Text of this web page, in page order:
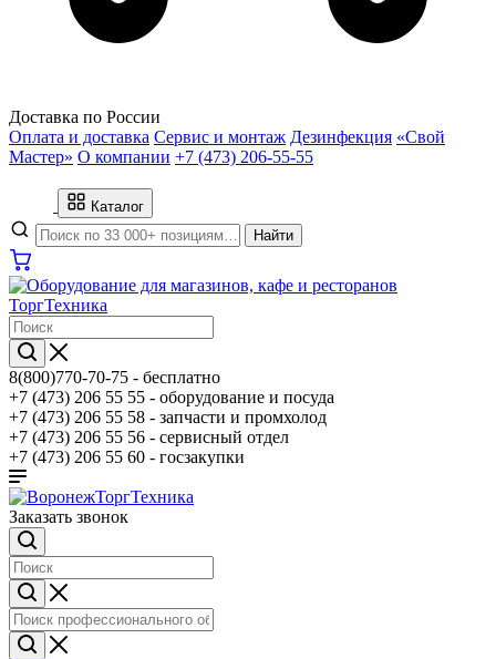
Доставка по России
Оплата и доставка Сервис и монтаж Дезинфекция «Свой
Мастер» О компании +7 (473) 206-55-55
Каталог
Найти
8(800)770-70-75 - бесплатно
+7 (473) 206 55 55 - оборудование и посуда
+7 (473) 206 55 58 - запчасти и промхолод
+7 (473) 206 55 56 - сервисный отдел
+7 (473) 206 55 60 - госзакупки
Заказать звонок